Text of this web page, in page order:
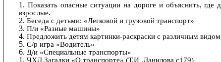
Показать опасные ситуации на дороге и объяснить, где
взрослые.
Беседа с детьми: «Легковой и грузовой транспорт»
П/и «Разные машины»
Предложить детям картинки-раскраски с различным
С/р игра «Водитель»
Д/и «Специальные транспорты»
ЧХЛ Загадки «О транспорте» (Т.И .Данилова с179)